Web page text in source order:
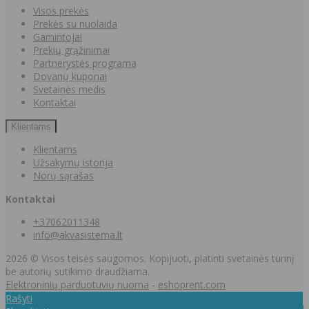
Visos prekės
Prekės su nuolaida
Gamintojai
Prekių grąžinimai
Partnerystės programa
Dovanų kuponai
Svetainės medis
Kontaktai
Klientams
Klientams
Užsakymų istorija
Norų sąrašas
Kontaktai
+37062011348
info@akvasistema.lt
2026 © Visos teisės saugomos. Kopijuoti, platinti svetainės turinį
be autorių sutikimo draudžiama.
Elektroninių parduotuvių nuoma - eshoprent.com
Rašyti